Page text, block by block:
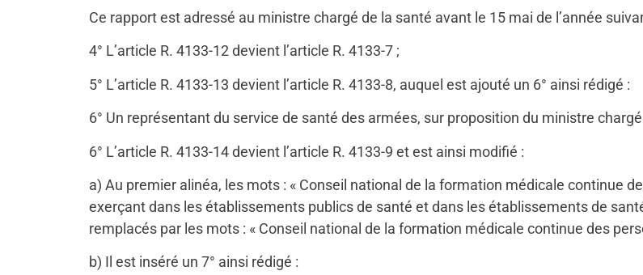
Ce rapport est adressé au ministre chargé de la santé avant le 15 mai de l’année
4° L’article R. 4133-12 devient l’article R. 4133-7 ;
5° L’article R. 4133-13 devient l’article R. 4133-8, auquel est ajouté un 6° ainsi rédigé :
6° Un représentant du service de santé des armées, sur proposition du ministre
6° L’article R. 4133-14 devient l’article R. 4133-9 et est ainsi modifié :
a) Au premier alinéa, les mots : « Conseil national de la formation médicale continue
exerçant dans les établissements publics de santé et dans les établissements de
remplacés par les mots : « Conseil national de la formation médicale continue des
b) Il est inséré un 7° ainsi rédigé :